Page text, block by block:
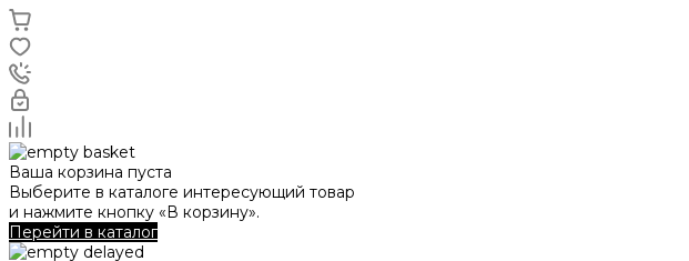
Ваша корзина пуста
Выберите в каталоге интересующий товар
и нажмите кнопку «В корзину».
Перейти в каталог